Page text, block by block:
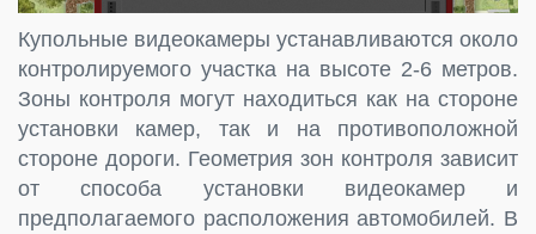
Купольные видеокамеры устанавливаются около
контролируемого участка на высоте 2-6 метров.
Зоны контроля могут находиться как на стороне
установки камер, так и на противоположной
стороне дороги. Геометрия зон контроля зависит
от способа установки видеокамер и
предполагаемого расположения автомобилей. В